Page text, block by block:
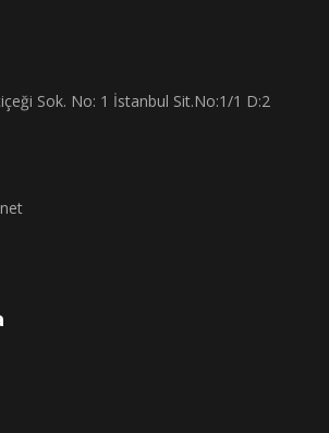
Sok. No: 1 İstanbul Sit.No:1/1 D:2